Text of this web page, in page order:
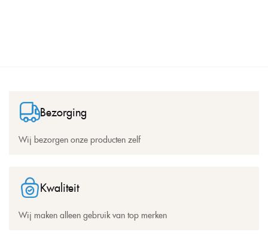
Bezorging
Wij bezorgen onze producten zelf
Kwaliteit
Wij maken alleen gebruik van top merken